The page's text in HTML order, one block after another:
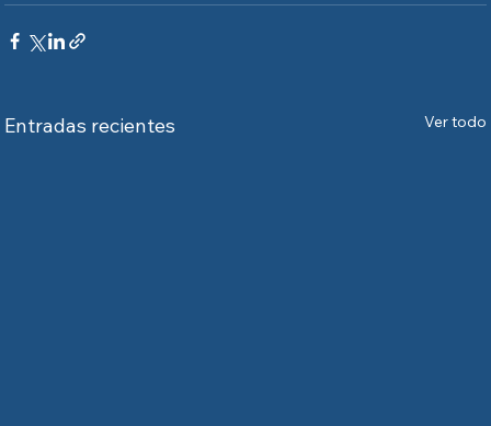
Entradas recientes Ver todo